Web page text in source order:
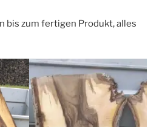
bis zum fertigen Produkt, alles